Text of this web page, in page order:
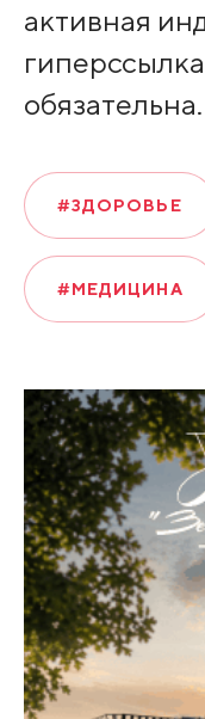
активная
обязательна.
#ЗДОРОВЬЕ
#МЕДИЦИНА